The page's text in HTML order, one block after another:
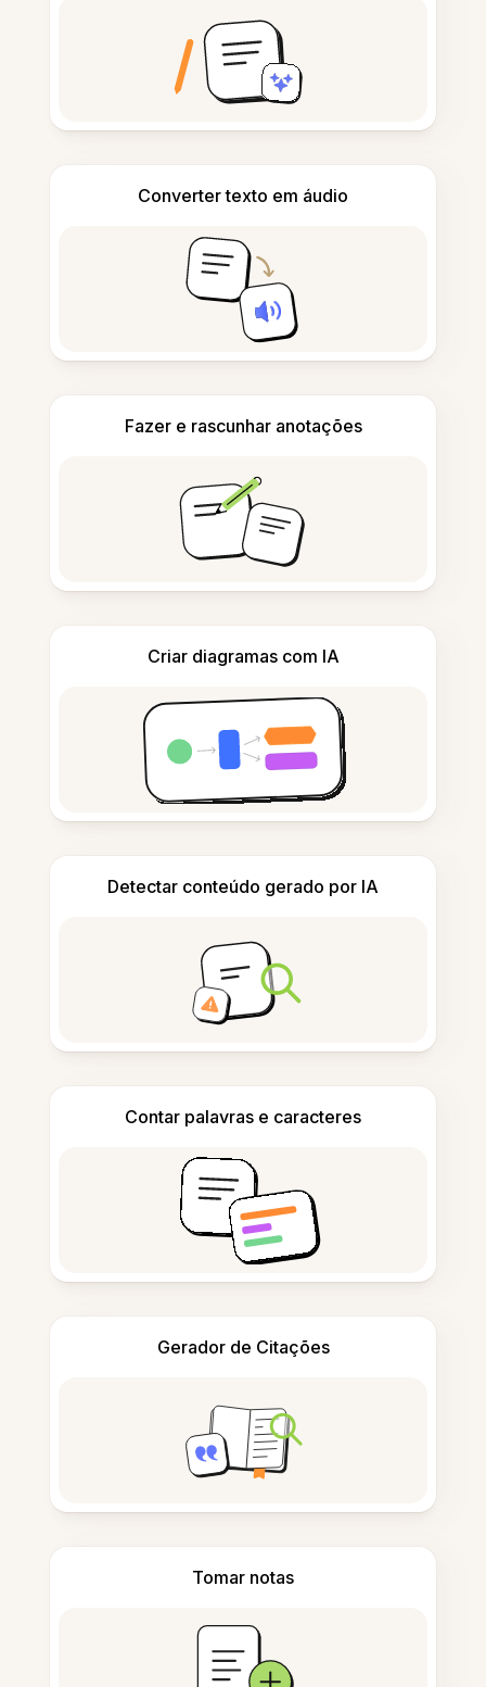
Converter texto em áudio
Fazer e rascunhar anotações
Criar diagramas com IA
Detectar conteúdo gerado por IA
Contar palavras e caracteres
Gerador de Citações
Tomar notas